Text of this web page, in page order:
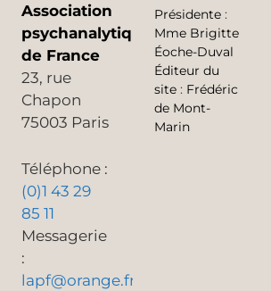
Association
psychanalytique
de France
23, rue
Chapon
75003 Paris
Téléphone :
(0)1 43 29
85 11
Messagerie
:
lapf@orange.fr
Présidente :
Mme Brigitte
Éoche-Duval
Éditeur du
site : Frédéric
de Mont-
Marin